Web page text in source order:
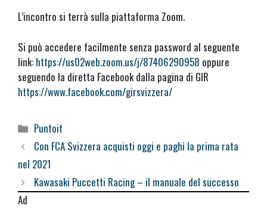
L’incontro si terrà sulla piattaforma Zoom.
Si può accedere facilmente senza password al seguente
link: https://us02web.zoom.us/j/87406290958 oppure
seguendo la diretta Facebook dalla pagina di GIR
https://www.facebook.com/girsvizzera/
Categorie
Puntoit
Con FCA Svizzera acquisti oggi e paghi la prima rata
nel 2021
Kawasaki Puccetti Racing – il manuale del successo
Ad